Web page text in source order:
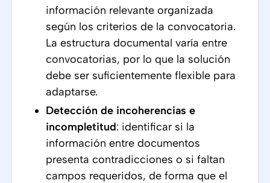
información relevante organizada
según los criterios de la convocatoria.
La estructura documental varía entre
convocatorias, por lo que la solución
debe ser suficientemente flexible para
adaptarse.
Detección de incoherencias e
incompletitud: identificar si la
información entre documentos
presenta contradicciones o si faltan
campos requeridos, de forma que el